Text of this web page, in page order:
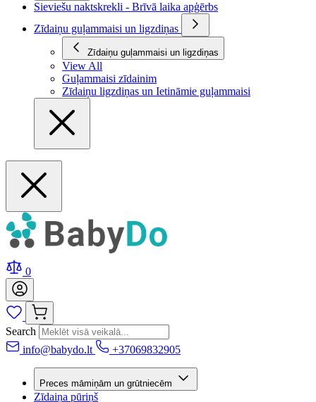
Sieviešu naktskrekli - Brīvā laika apģērbs
Zīdaiņu guļammaisi un ligzdiņas
Zīdaiņu guļammaisi un ligzdiņas
View All
Guļammaisi zīdainim
Zīdaiņu ligzdiņas un Ietināmie guļammaisi
0
Search
info@babydo.lt
+37069832905
Preces māmiņām un grūtniecēm
Zīdaiņa pūriņš